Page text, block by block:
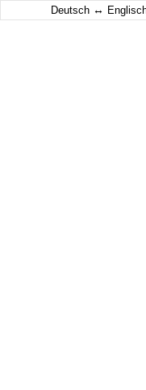
Deutsch ↔